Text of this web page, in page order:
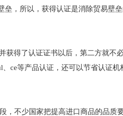
，所以，获得认证是消除贸易壁垒
获得了认证证书以后，第二方就
ce等产品认证，还可以节省认证
，不少国家把提高进口商品的品